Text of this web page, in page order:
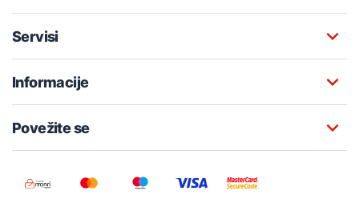
Servisi
Informacije
Povežite se